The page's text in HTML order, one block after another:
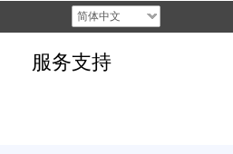
简体中文
服务支持